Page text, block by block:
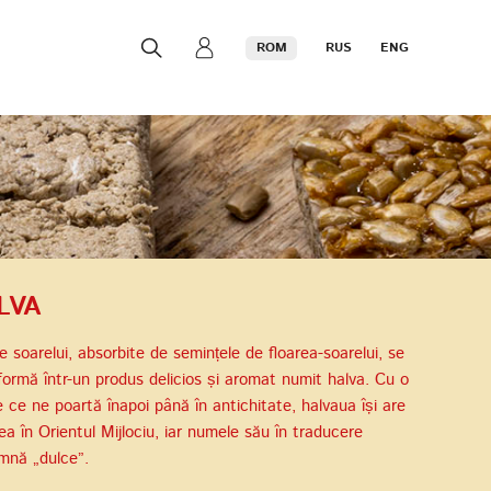
ROM RUS ENG
soarelui, absorbite de semințele de floarea-soarelui, se
într-un produs delicios și aromat numit halva. Cu o
ce ne poartă înapoi până în antichitate, halvaua își are
în Orientul Mijlociu, iar numele său în traducere
„dulce”.